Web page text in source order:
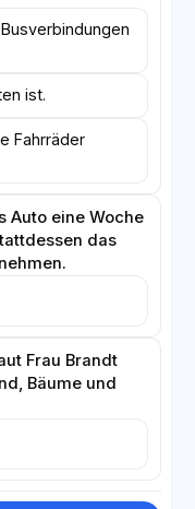
ist.
Fahrräder
Auto eine Woche
das
Frau Brandt
Bäume und